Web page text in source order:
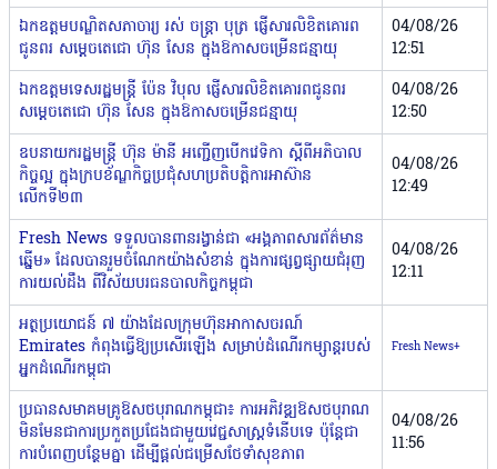
ឯកឧត្តមបណ្ឌិតសភាចារ្យ រស់ ចន្ត្រា បុត្រ ផ្ញើសារលិខិតគោរព
ជូនពរ សម្ដេចតេជោ ហ៊ុន សែន ក្នុងឱកាសចម្រើនជន្មាយុ
04/08/26
12:51
ឯកឧត្តមទេសរដ្ឋមន្ដ្រី ប៉ែន វិបុល ផ្ញើសារលិខិតគោរពជូនពរ
សម្ដេចតេជោ ហ៊ុន សែន ក្នុងឱកាសចម្រើនជន្មាយុ
04/08/26
12:50
ឧបនាយករដ្ឋមន្ដ្រី ហ៊ុន ម៉ានី អញ្ជើញបើកវេទិកា ស្តីពីអភិបាល
កិច្ចល្អ ក្នុងក្របខ័ណ្ឌកិច្ចប្រជុំសហប្រតិបត្តិការអាស៊ាន
លើកទី២៣
04/08/26
12:49
Fresh News ទទួលបានពានរង្វាន់ជា «អង្គភាពសារព័ត៌មាន
ឆ្នើម» ដែលបានរួមចំណែកយ៉ាងសំខាន់ ក្នុងការផ្សព្វផ្សាយជំរុញ
ការយល់ដឹង ពីវិស័យបរធនបាលកិច្ចកម្ពុជា
04/08/26
12:11
អត្ថប្រយោជន៍ ៧ យ៉ាងដែលក្រុមហ៊ុនអាកាសចរណ៍
Emirates កំពុងធ្វើឱ្យប្រសើរឡើង សម្រាប់ដំណើរកម្សាន្តរបស់
អ្នកដំណើរកម្ពុជា
Fresh News+
ប្រធានសមាគមគ្រូឱសថបុរាណកម្ពុជា៖ ការអភិវឌ្ឍឱសថបុរាណ
មិនមែនជាការប្រកួតប្រជែងជាមួយវេជ្ជសាស្រ្តទំនើបទេ ប៉ុន្តែជា
ការបំពេញបន្ថែមគ្នា ដើម្បីផ្តល់ជម្រើសថែទាំសុខភាព
04/08/26
11:56